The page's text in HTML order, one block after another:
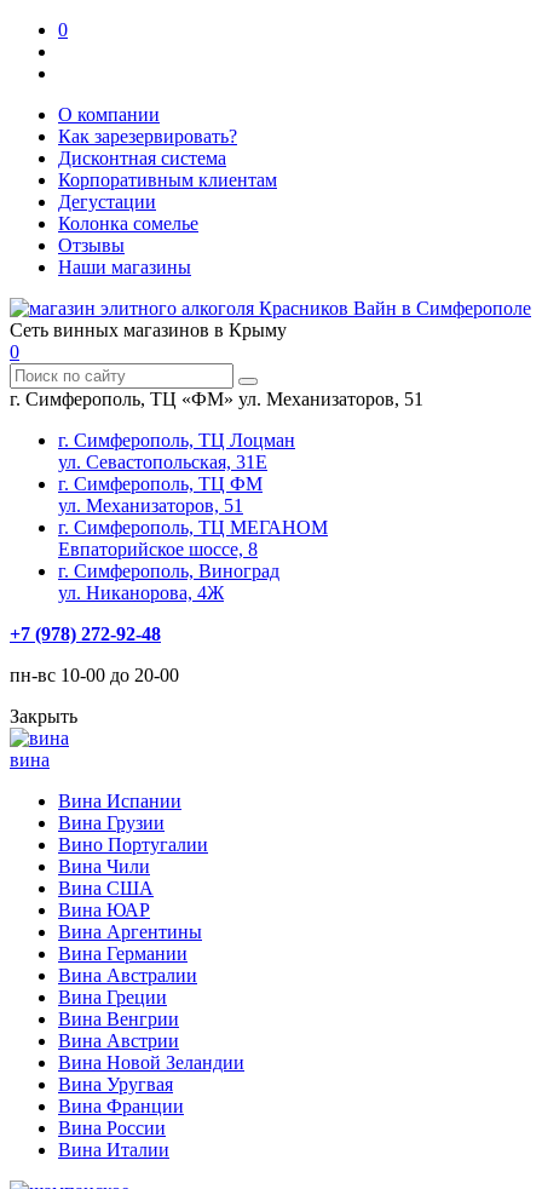
0
О компании
Как зарезервировать?
Дисконтная система
Корпоративным клиентам
Дегустации
Колонка сомелье
Отзывы
Наши магазины
Сеть винных магазинов в Крыму
0
г. Симферополь, ТЦ «ФМ» ул. Механизаторов, 51
г. Симферополь, ТЦ Лоцман
ул. Севастопольская, 31Е
г. Симферополь, ТЦ ФМ
ул. Механизаторов, 51
г. Симферополь, ТЦ МЕГАНОМ
Евпаторийское шоссе, 8
г. Симферополь, Виноград
ул. Никанорова, 4Ж
+7 (978) 272-92-48
пн-вс 10-00 до 20-00
Закрыть
вина
Вина Испании
Вина Грузии
Вино Португалии
Вина Чили
Вина США
Вина ЮАР
Вина Аргентины
Вина Германии
Вина Австралии
Вина Греции
Вина Венгрии
Вина Австрии
Вина Новой Зеландии
Вина Уругвая
Вина Франции
Вина России
Вина Италии